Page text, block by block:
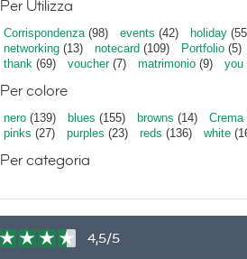
Per Utilizza
Corrispondenza(98) events (42) holiday
networking (13) notecard (109) Portfolio (5)
thank (69) voucher(7) matrimonio (9) you
Per colore
nero (139) blues (155) browns (14) Crema
pinks (27) purples (23) reds (136) white
Per categoria
4,5/5